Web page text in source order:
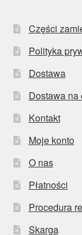
Części
Polityka
Dostawa
Dostawa na
Kontakt
Moje konto
O nas
Płatności
Procedura
Skarga